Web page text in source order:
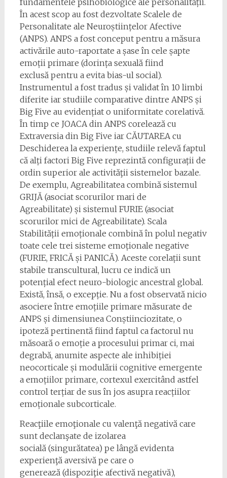
fundamentele psihobiologice ale personalității.
În acest scop au fost dezvoltate Scalele de
Personalitate ale Neuroștiințelor Afective
(ANPS). ANPS a fost conceput pentru a măsura
activările auto-raportate a șase în cele șapte
emoții primare (dorința sexuală fiind
exclusă pentru a evita bias-ul social).
Instrumentul a fost tradus și validat în 10 limbi
diferite iar studiile comparative dintre ANPS și
Big Five au evidențiat o uniformitate corelativă.
În timp ce JOACA din ANPS corelează cu
Extraversia din Big Five iar CĂUTAREA cu
Deschiderea la experiențe, studiile relevă faptul
că alți factori Big Five reprezintă configurații de
ordin superior ale activităţii sistemelor bazale.
De exemplu, Agreabilitatea combină sistemul
GRIJĂ (asociat scorurilor mari de
Agreabilitate) și sistemul FURIE (asociat
scorurilor mici de Agreabilitate). Scala
Stabilității emoționale combină în polul negativ
toate cele trei sisteme emoționale negative
(FURIE, FRICĂ și PANICĂ). Aceste corelații sunt
stabile transcultural, lucru ce indică un
potențial efect neuro-biologic ancestral global.
Există, însă, o excepție. Nu a fost observată nicio
asociere între emoțiile primare măsurate de
ANPS și dimensiunea Conștiinciozitate, o
ipoteză pertinentă fiind faptul ca factorul nu
măsoară o emoție a procesului primar ci, mai
degrabă, anumite aspecte ale inhibiției
neocorticale și modulării cognitive emergente
a emoțiilor primare, cortexul exercitând astfel
control terțiar de sus în jos asupra reacțiilor
emoționale subcorticale.
Reacţiile emoţionale cu valenţă negativă care
sunt declanşate de izolarea
socială (singurătatea) pe lângă evidenta
experienţă aversivă pe care o
generează (dispoziţie afectivă negativă),